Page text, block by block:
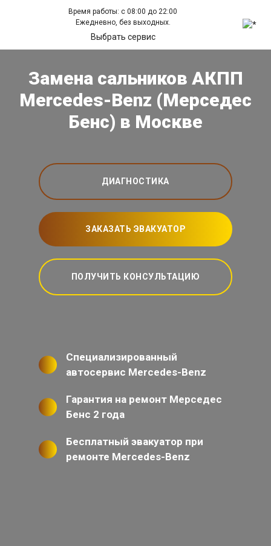
Время работы: с 08:00 до 22:00
Ежедневно, без выходных.
Выбрать сервис
Замена сальников АКПП
Mercedes-Benz (Мерседес
Бенс) в Москве
ДИАГНОСТИКА
ЗАКАЗАТЬ ЭВАКУАТОР
ПОЛУЧИТЬ КОНСУЛЬТАЦИЮ
Специализированный
автосервис Mercedes-Benz
Гарантия на ремонт Мерседес
Бенс 2 года
Бесплатный эвакуатор при
ремонте Mercedes-Benz